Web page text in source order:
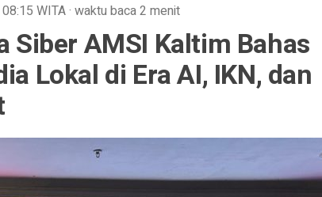
08:15 WITA· waktu baca 2 menit
Siber AMSI Kaltim Bahas
Lokal di Era AI, IKN, dan